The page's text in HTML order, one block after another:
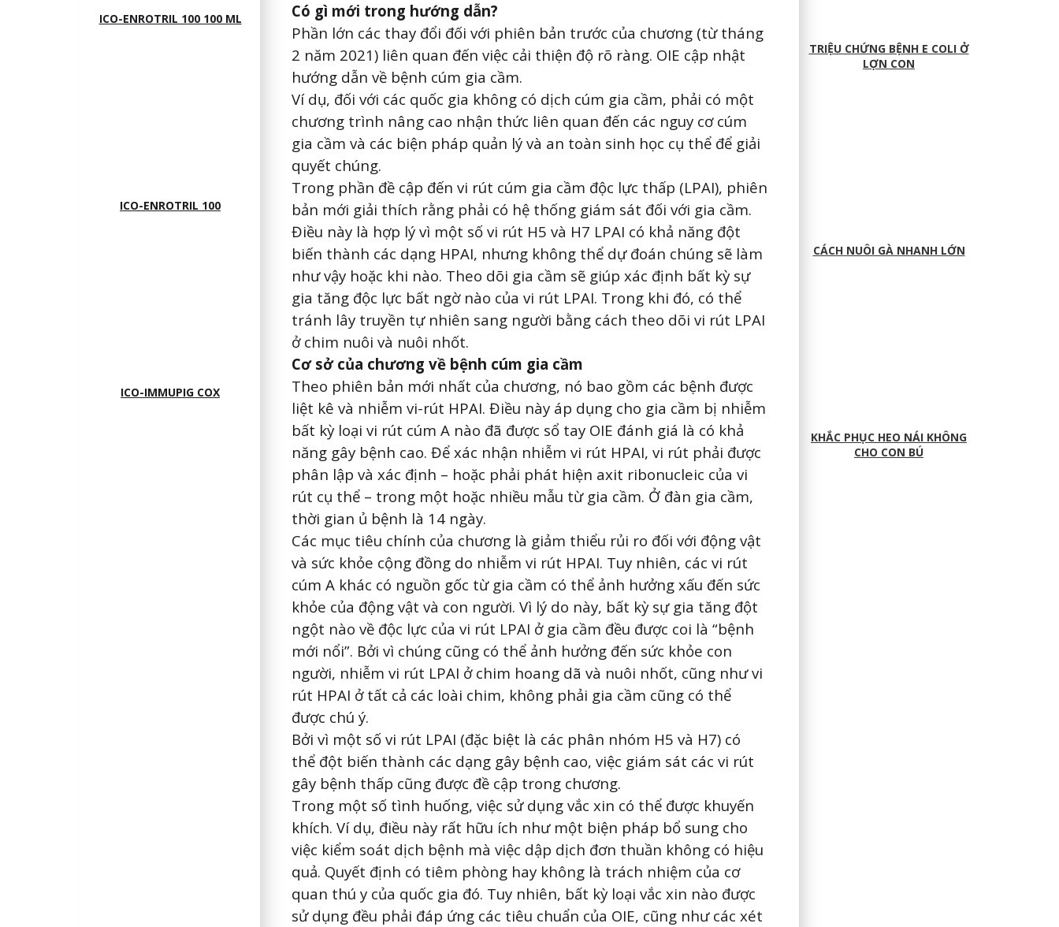
ICO-ENROTRIL 100 100 ML
ICO-ENROTRIL 100
ICO-IMMUPIG COX
Có gì mới trong hướng dẫn?
Phần lớn các thay đổi đối với phiên bản trước của chương (từ tháng
2 năm 2021) liên quan đến việc cải thiện độ rõ ràng. OIE cập nhật
hướng dẫn về bệnh cúm gia cầm.
Ví dụ, đối với các quốc gia không có dịch cúm gia cầm, phải có một
chương trình nâng cao nhận thức liên quan đến các nguy cơ cúm
gia cầm và các biện pháp quản lý và an toàn sinh học cụ thể để giải
quyết chúng.
Trong phần đề cập đến vi rút cúm gia cầm độc lực thấp (LPAI), phiên
bản mới giải thích rằng phải có hệ thống giám sát đối với gia cầm.
Điều này là hợp lý vì một số vi rút H5 và H7 LPAI có khả năng đột
biến thành các dạng HPAI, nhưng không thể dự đoán chúng sẽ làm
như vậy hoặc khi nào. Theo dõi gia cầm sẽ giúp xác định bất kỳ sự
gia tăng độc lực bất ngờ nào của vi rút LPAI. Trong khi đó, có thể
tránh lây truyền tự nhiên sang người bằng cách theo dõi vi rút LPAI
ở chim nuôi và nuôi nhốt.
Cơ sở của chương về bệnh cúm gia cầm
Theo phiên bản mới nhất của chương, nó bao gồm các bệnh được
liệt kê và nhiễm vi-rút HPAI. Điều này áp dụng cho gia cầm bị nhiễm
bất kỳ loại vi rút cúm A nào đã được sổ tay OIE đánh giá là có khả
năng gây bệnh cao. Để xác nhận nhiễm vi rút HPAI, vi rút phải được
phân lập và xác định – hoặc phải phát hiện axit ribonucleic của vi
rút cụ thể – trong một hoặc nhiều mẫu từ gia cầm. Ở đàn gia cầm,
thời gian ủ bệnh là 14 ngày.
Các mục tiêu chính của chương là giảm thiểu rủi ro đối với động vật
và sức khỏe cộng đồng do nhiễm vi rút HPAI. Tuy nhiên, các vi rút
cúm A khác có nguồn gốc từ gia cầm có thể ảnh hưởng xấu đến sức
khỏe của động vật và con người. Vì lý do này, bất kỳ sự gia tăng đột
ngột nào về độc lực của vi rút LPAI ở gia cầm đều được coi là “bệnh
mới nổi”. Bởi vì chúng cũng có thể ảnh hưởng đến sức khỏe con
người, nhiễm vi rút LPAI ở chim hoang dã và nuôi nhốt, cũng như vi
rút HPAI ở tất cả các loài chim, không phải gia cầm cũng có thể
được chú ý.
Bởi vì một số vi rút LPAI (đặc biệt là các phân nhóm H5 và H7) có
thể đột biến thành các dạng gây bệnh cao, việc giám sát các vi rút
gây bệnh thấp cũng được đề cập trong chương.
Trong một số tình huống, việc sử dụng vắc xin có thể được khuyến
khích. Ví dụ, điều này rất hữu ích như một biện pháp bổ sung cho
việc kiểm soát dịch bệnh mà việc dập dịch đơn thuần không có hiệu
quả. Quyết định có tiêm phòng hay không là trách nhiệm của cơ
quan thú y của quốc gia đó. Tuy nhiên, bất kỳ loại vắc xin nào được
sử dụng đều phải đáp ứng các tiêu chuẩn của OIE, cũng như các xét
TRIỆU CHỨNG BỆNH E COLI Ở
LỢN CON
CÁCH NUÔI GÀ NHANH LỚN
KHẮC PHỤC HEO NÁI KHÔNG
CHO CON BÚ